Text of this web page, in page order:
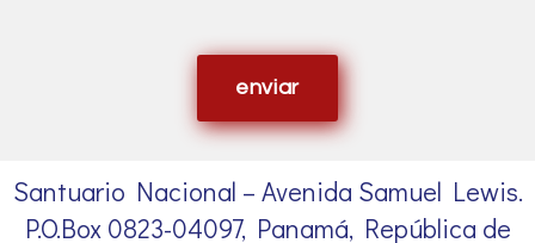
enviar
Santuario Nacional – Avenida Samuel Lewis.
P.O.Box 0823-04097, Panamá, República de